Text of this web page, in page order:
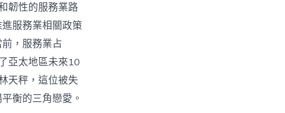
韌性的服務業路
服務業相關政策
，服務業占
亞太地區未來10
天秤，這位被失
衡的三角戀愛。